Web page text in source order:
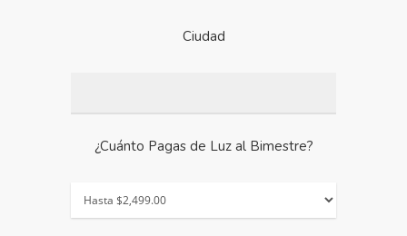
Ciudad
¿Cuánto Pagas de Luz al Bimestre?